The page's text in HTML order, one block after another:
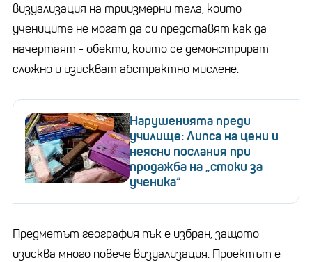
визуализация на триизмерни тела, които
учениците не могат да си представят как да
начертаят - обекти, които се демонстрират
сложно и изискват абстрактно мислене.
Нарушенията преди
училище: Липса на цени и
неясни послания при
продажба на „стоки за
ученика“
Предметът география пък е избран, защото
изисква много повече визуализация. Проектът е